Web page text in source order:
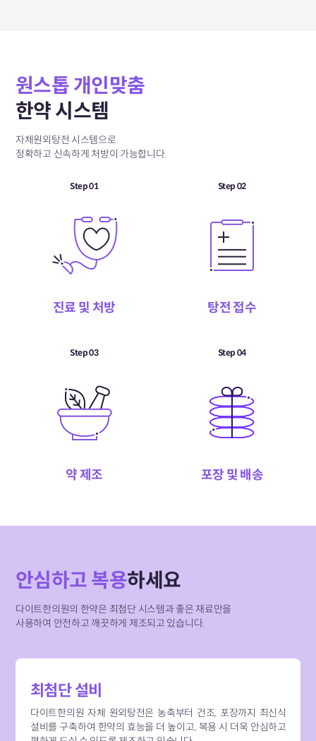
원스톱 개인맞춤
한약 시스템
자체원외탕전 시스템으로
정확하고 신속하게 처방이 가능합니다.
Step 01
진료 및 처방
Step 02
탕전 접수
Step 03
약 제조
Step 04
포장 및 배송
안심하고 복용하세요
다이트한의원의 한약은 최첨단 시스템과 좋은 재료만을
사용하여 안전하고 깨끗하게 제조되고 있습니다.
최첨단 설비
다이트한의원 자체 원외탕전은 농축부터 건조, 포장까지 최신식
설비를 구축하여 한약의 효능을 더 높이고, 복용 시 더욱 안심하고